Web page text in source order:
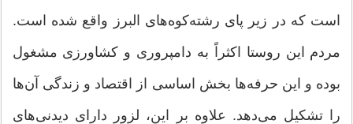
است که در زیر پای رشته‌کوه‌های البرز واقع شده است.
مردم این روستا اکثراً به دامپروری و کشاورزی مشغول
بوده و این حرفه‌ها بخش اساسی از اقتصاد و زندگی آن‌ها
را تشکیل می‌دهد. علاوه بر این، لزور دارای دیدنی‌های